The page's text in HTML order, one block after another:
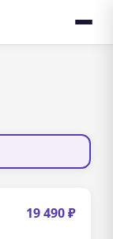
19 490 ₽